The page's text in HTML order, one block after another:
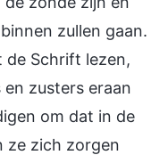
zullen gaan.
de Schrift lezen,
zusters eraan
om dat in de
ze zich zorgen